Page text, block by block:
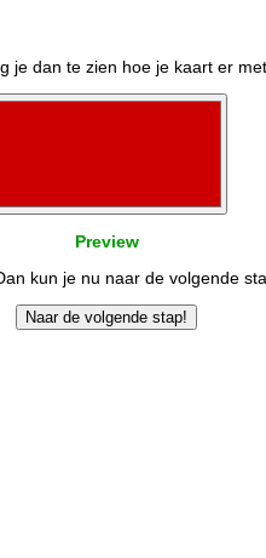
dan te zien hoe je kaart er
Preview
kun je nu naar de volgende